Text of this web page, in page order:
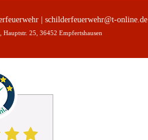
| schilderfeuerwehr@t-online.de
Hauptstr. 25, 36452 Empfertshausen